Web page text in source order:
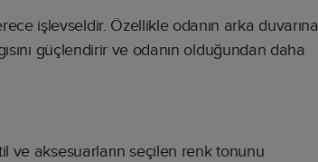
işlevseldir. Özellikle odanın arka duvarına
güçlendirir ve odanın olduğundan daha
ve aksesuarların seçilen renk tonunu